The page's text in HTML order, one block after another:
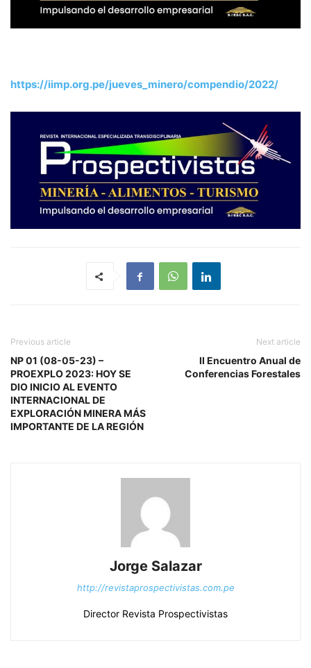
https://iimp.org.pe/jueves_minero/compendio/2022/
Previous article
NP 01 (08-05-23) –
PROEXPLO 2023: HOY SE
DIO INICIO AL EVENTO
INTERNACIONAL DE
EXPLORACIÓN MINERA MÁS
IMPORTANTE DE LA REGIÓN
Next article
II Encuentro Anual de
Conferencias Forestales
Jorge Salazar
http://revistaprospectivistas.com.pe
Director Revista Prospectivistas